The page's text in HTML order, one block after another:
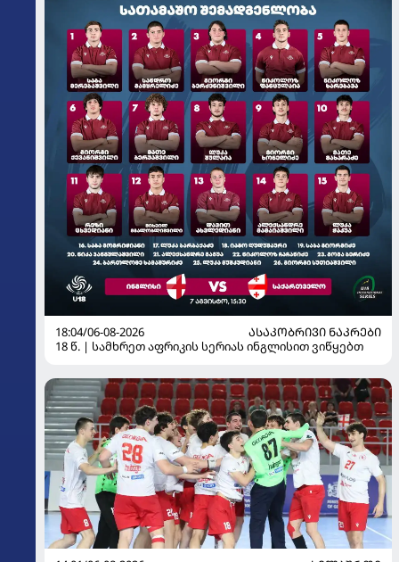
18:04/06-08-2026
ᲐᲡᲐᲙᲝᲑᲠᲘᲕᲘ ᲜᲐᲙᲠᲔᲑᲘ
18 წ. | სამხრეთ აფრიკის სერიას ინგლისით ვიწყებთ